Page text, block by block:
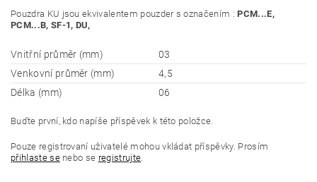
Pouzdra KU jsou ekvivalentem pouzder s označením :PCM...E,
PCM...B, SF-1, DU,
Vnitřní průměr (mm)
03
Venkovní průměr (mm)
4,5
Délka (mm)
06
Buďte první, kdo napíše příspěvek k této položce.
Pouze registrovaní uživatelé mohou vkládat příspěvky. Prosím
přihlaste senebo se registrujte.